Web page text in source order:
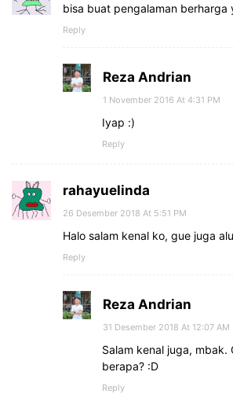
bisa buat pengalaman berharga
Reply
Reza Andrian
1 November 2016 At 4:31 PM
Iyap :)
Reply
rahayuelinda
26 Desember 2018 At 5:51 PM
Halo salam kenal ko, gue juga
Reply
Reza Andrian
31 Desember 2018 At 12:07 AM
Salam kenal juga, mbak.
berapa? :D
Reply